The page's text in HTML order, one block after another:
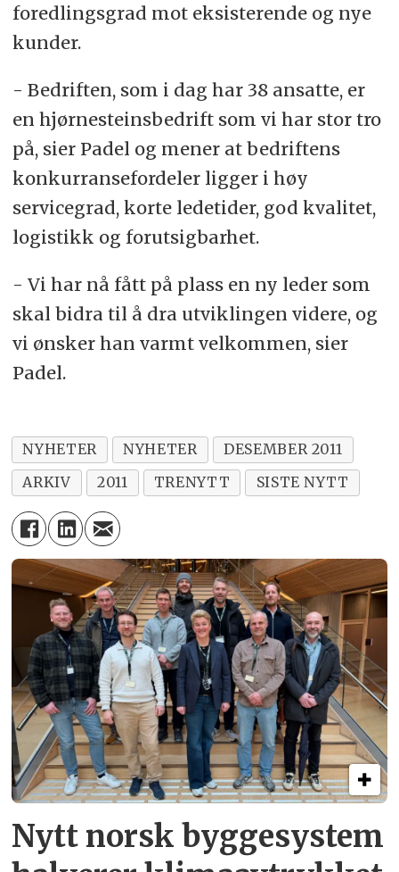
foredlingsgrad mot eksisterende og nye
kunder.
- Bedriften, som i dag har 38 ansatte, er
en hjørnesteinsbedrift som vi har stor tro
på, sier Padel og mener at bedriftens
konkurransefordeler ligger i høy
servicegrad, korte ledetider, god kvalitet,
logistikk og forutsigbarhet.
- Vi har nå fått på plass en ny leder som
skal bidra til å dra utviklingen videre, og
vi ønsker han varmt velkommen, sier
Padel.
NYHETER NYHETER
DESEMBER 2011
ARKIV
2011 TRENYTT SISTE NYTT
Nytt norsk byggesystem